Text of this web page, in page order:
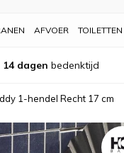
AFVOER TOILETTEN
14 dagen bedenktijd
1-hendel Recht 17 cm